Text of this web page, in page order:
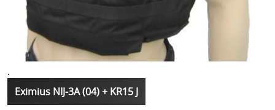
.
Eximius NIJ-3A (04) + KR15 J